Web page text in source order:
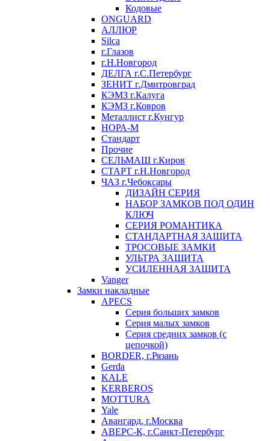
Кодовые
ONGUARD
АЛЛЮР
Silca
г.Глазов
г.Н.Новгород
ДЕЛГА г.С.Петербург
ЗЕНИТ г.Дмитровград
КЭМЗ г.Калуга
КЭМЗ г.Ковров
Металлист г.Кунгур
НОРА-М
Стандарт
Прочие
СЕЛЬМАШ г.Киров
СТАРТ г.Н.Новгород
ЧАЗ г.Чебоксары
ДИЗАЙН СЕРИЯ
НАБОР ЗАМКОВ ПОД ОДИН
КЛЮЧ
СЕРИЯ РОМАНТИКА
СТАНДАРТНАЯ ЗАЩИТА
ТРОСОВЫЕ ЗАМКИ
УЛЬТРА ЗАЩИТА
УСИЛЕННАЯ ЗАЩИТА
Vanger
Замки накладные
APECS
Серия больших замков
Серия малых замков
Серия средних замков (с
цепочкой)
BORDER, г.Рязань
Gerda
KALE
KERBEROS
MOTTURA
Yale
Авангард, г.Москва
АВЕРС-К, г.Санкт-Петербург